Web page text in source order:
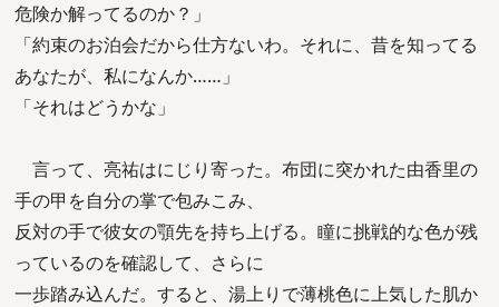
危険か解ってるのか？」
「約束のお泊会だから仕方ないわ。それに、昔を知ってる
あなたが、私になんか……」
「それはどうかな」
言って、亮祐はにじり寄った。布団に突かれた由香里の
手の甲を自分の掌で包みこみ、
反対の手で彼女の顎先を持ち上げる。瞳に挑戦的な色が残
っているのを確認して、さらに
一歩踏み込んだ。すると、湯上りで薄桃色に上気した肌か